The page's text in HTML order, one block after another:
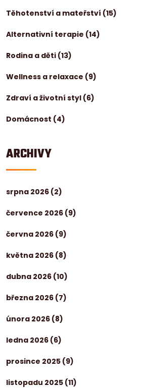
Těhotenství a mateřství (15)
Alternativní terapie (14)
Rodina a děti (13)
Wellness a relaxace (9)
Zdraví a životní styl (6)
Domácnost (4)
ARCHIVY
srpna 2026 (2)
července 2026 (9)
června 2026 (9)
května 2026 (8)
dubna 2026 (10)
března 2026 (7)
února 2026 (8)
ledna 2026 (6)
prosince 2025 (9)
listopadu 2025 (11)